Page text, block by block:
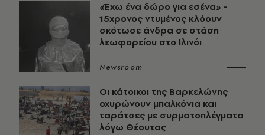
«Έχω ένα δώρο για εσένα» -
15χρονος ντυμένος κλόουν
σκότωσε άνδρα σε στάση
λεωφορείου στο Ιλινόι
Newsroom
Οι κάτοικοι της Βαρκελώνης
οχυρώνουν μπαλκόνια και
ταράτσες με συρματοπλέγματα
λόγω Θέουτας